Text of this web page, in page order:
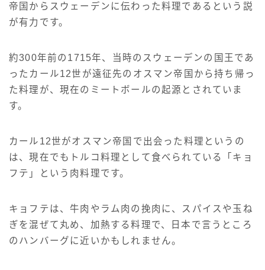
帝国からスウェーデンに伝わった料理であるという説
が有力です。
約300年前の1715年、当時のスウェーデンの国王であ
ったカール12世が遠征先のオスマン帝国から持ち帰っ
た料理が、現在のミートボールの起源とされていま
す。
カール12世がオスマン帝国で出会った料理というの
は、現在でもトルコ料理として食べられている「キョ
フテ」という肉料理です。
キョフテは、牛肉やラム肉の挽肉に、スパイスや玉ね
ぎを混ぜて丸め、加熱する料理で、日本で言うところ
のハンバーグに近いかもしれません。